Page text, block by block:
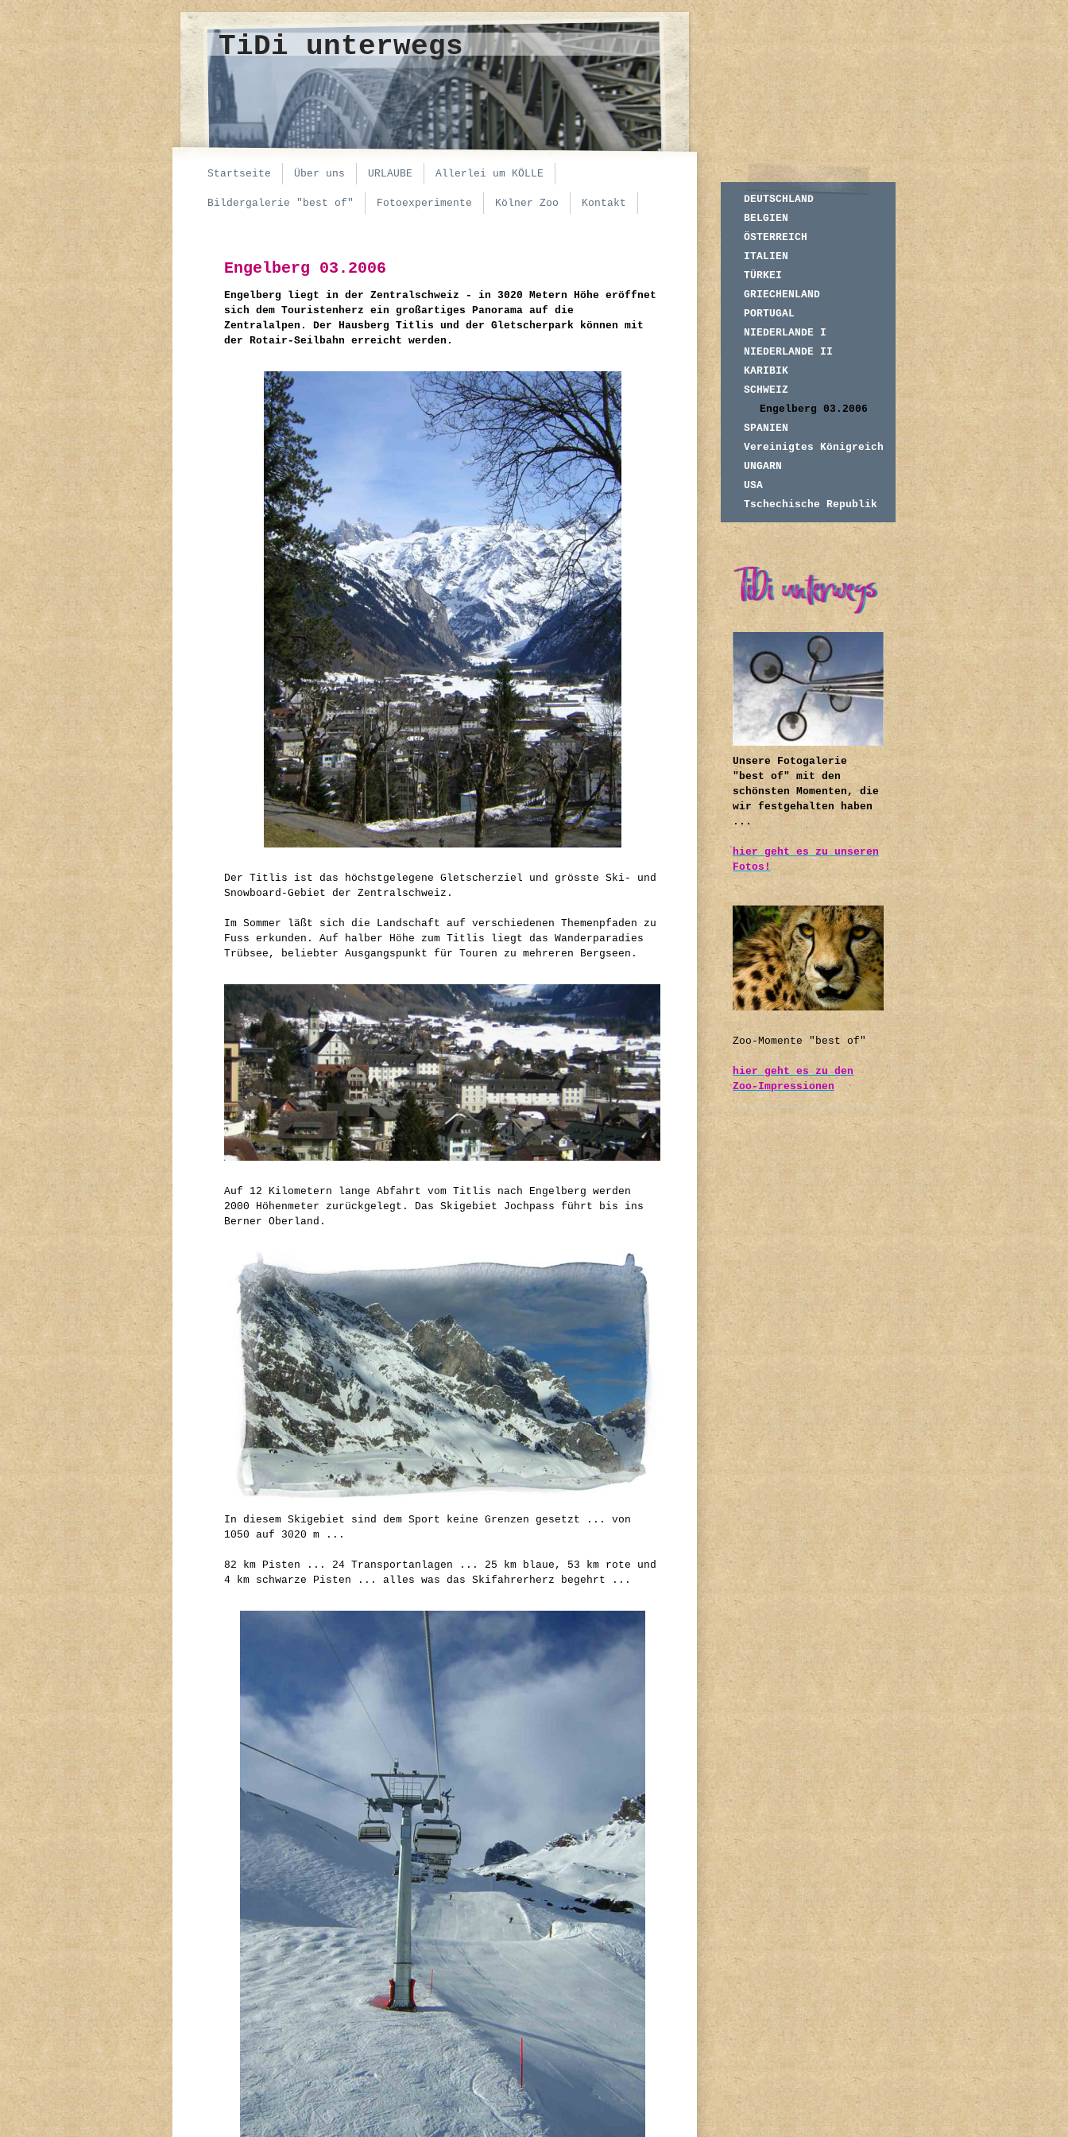
TiDi unterwegs
Startseite Über uns URLAUBE Allerlei um KÖLLE
Bildergalerie "best of" Fotoexperimente Kölner Zoo Kontakt
Engelberg 03.2006
Engelberg liegt in der Zentralschweiz - in 3020 Metern Höhe eröffnet
sich dem Touristenherz ein großartiges Panorama auf die
Zentralalpen. Der Hausberg Titlis und der Gletscherpark können mit
der Rotair-Seilbahn erreicht werden.
Der Titlis ist das höchstgelegene Gletscherziel und grösste Ski- und
Snowboard-Gebiet der Zentralschweiz.
Im Sommer läßt sich die Landschaft auf verschiedenen Themenpfaden zu
Fuss erkunden. Auf halber Höhe zum Titlis liegt das Wanderparadies
Trübsee, beliebter Ausgangspunkt für Touren zu mehreren Bergseen.
Auf 12 Kilometern lange Abfahrt vom Titlis nach Engelberg werden
2000 Höhenmeter zurückgelegt. Das Skigebiet Jochpass führt bis ins
Berner Oberland.
In diesem Skigebiet sind dem Sport keine Grenzen gesetzt ... von
1050 auf 3020 m ...
82 km Pisten ... 24 Transportanlagen ... 25 km blaue, 53 km rote und
4 km schwarze Pisten ... alles was das Skifahrerherz begehrt ...
DEUTSCHLAND
BELGIEN
ÖSTERREICH
ITALIEN
TÜRKEI
GRIECHENLAND
PORTUGAL
NIEDERLANDE I
NIEDERLANDE II
KARIBIK
SCHWEIZ
Engelberg 03.2006
SPANIEN
Vereinigtes Königreich
UNGARN
USA
Tschechische Republik
Unsere Fotogalerie
"best of" mit den
schönsten Momenten, die
wir festgehalten haben
...
hier geht es zu unseren
Fotos!
.
Zoo-Momente "best of"
hier geht es zu den
Zoo-Impressionen